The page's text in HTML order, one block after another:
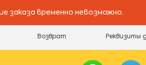
заказа временно невозможно.
Возврат Реквизиты